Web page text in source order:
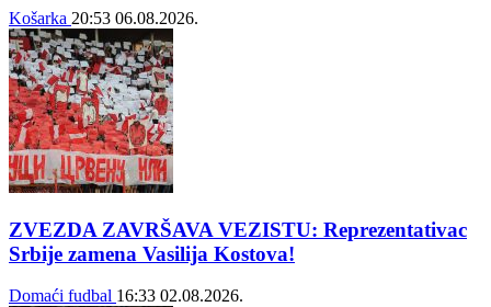
Košarka 20:53 06.08.2026.
ZVEZDA ZAVRŠAVA VEZISTU: Reprezentativac
Srbije zamena Vasilija Kostova!
Domaći fudbal 16:33 02.08.2026.